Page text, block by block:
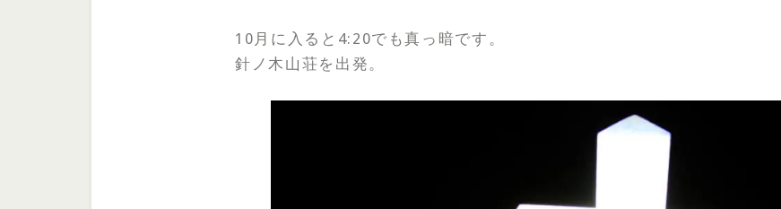
10月に入ると4:20でも真っ暗です。
針ノ木山荘を出発。